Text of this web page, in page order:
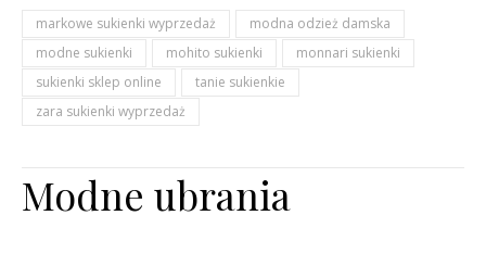
markowe sukienki wyprzedaż
modna odzież damska
modne sukienki
mohito sukienki
monnari sukienki
sukienki sklep online
tanie sukienkie
zara sukienki wyprzedaż
Modne ubrania